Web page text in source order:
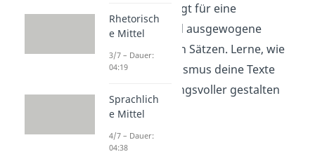
Parallelismus sorgt für eine
harmonische und ausgewogene
Struktur in deinen Sätzen. Lerne, wie
du durch Parallelismus deine Texte
klarer und wirkungsvoller gestalten
kannst.
Rhetorisch
e Mittel
3/7 – Dauer:
04:19
Sprachlich
e Mittel
4/7 – Dauer:
04:38